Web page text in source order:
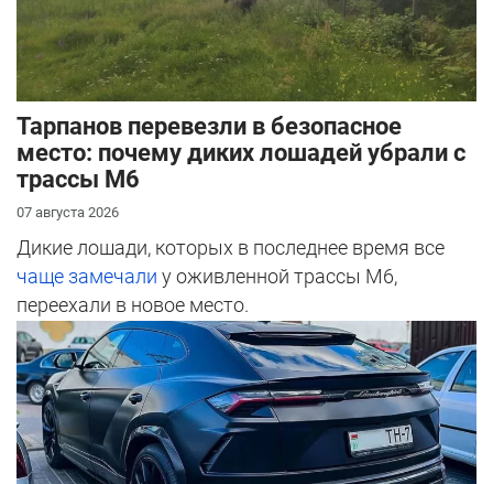
Тарпанов перевезли в безопасное
место: почему диких лошадей убрали с
трассы М6
07 августа 2026
Дикие лошади, которых в последнее время все
чаще замечали у оживленной трассы М6,
переехали в новое место.